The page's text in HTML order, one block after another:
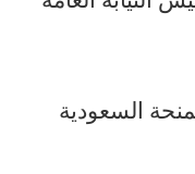
السعودية